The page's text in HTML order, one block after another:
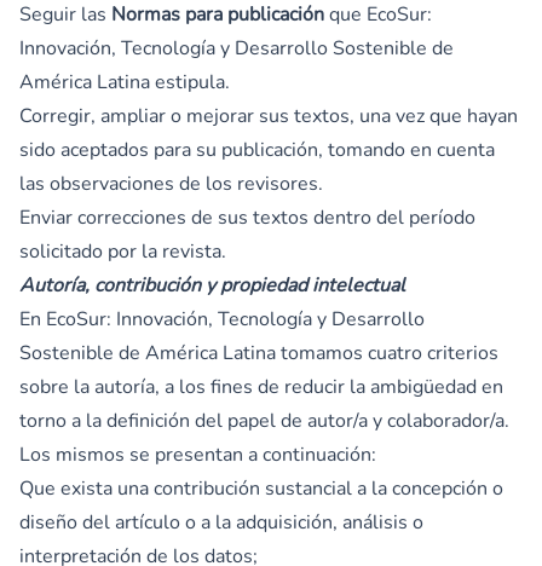
Seguir las Normas para publicaciónque EcoSur:
Innovación, Tecnología y Desarrollo Sostenible de
América Latina estipula.
Corregir, ampliar o mejorar sus textos, una vez que hayan
sido aceptados para su publicación, tomando en cuenta
las observaciones de los revisores.
Enviar correcciones de sus textos dentro del período
solicitado por la revista.
Autoría, contribución y propiedad intelectual
En EcoSur: Innovación, Tecnología y Desarrollo
Sostenible de América Latina tomamos cuatro criterios
sobre la autoría, a los fines de reducir la ambigüedad en
torno a la definición del papel de autor/a y colaborador/a.
Los mismos se presentan a continuación:
Que exista una contribución sustancial a la concepción o
diseño del artículo o a la adquisición, análisis o
interpretación de los datos;